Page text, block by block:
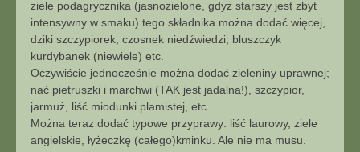
ziele podagrycznika (jasnozielone, gdyż starszy jest zbyt
intensywny w smaku) tego składnika można dodać więcej,
dziki szczypiorek, czosnek niedźwiedzi, bluszczyk
kurdybanek (niewiele) etc.
Oczywiście jednocześnie można dodać zieleniny uprawnej;
nać pietruszki i marchwi (TAK jest jadalna!), szczypior,
jarmuż, liść miodunki plamistej, etc.
Można teraz dodać typowe przyprawy: liść laurowy, ziele
angielskie, łyżeczkę (całego)kminku. Ale nie ma musu.